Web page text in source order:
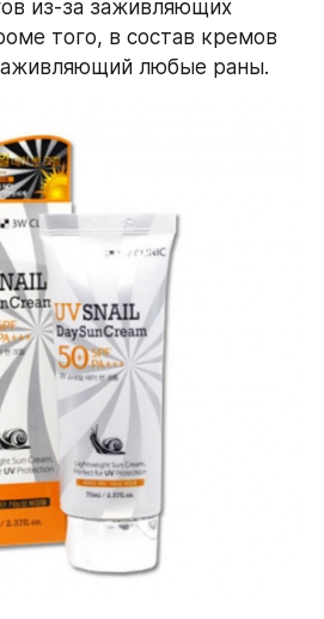
из-за заживляющих
того, в состав кремов
любые раны.